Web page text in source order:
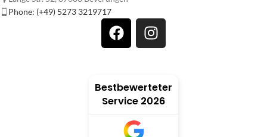
Phone: (+49) 5273 3219717
Bestbewerteter
Service 2026